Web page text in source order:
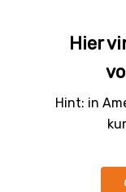
Hier
Hint: in